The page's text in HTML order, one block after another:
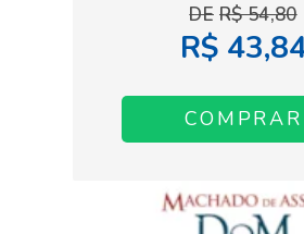
R$ 54,80
R$